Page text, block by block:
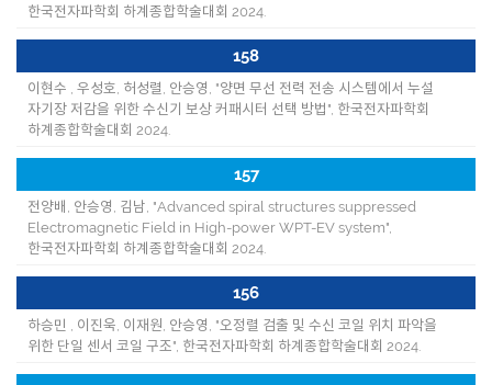
한국전자파학회 하계종합학술대회 2024.
158
이현수 , 우성호, 허성렬, 안승영, "양면 무선 전력 전송 시스템에서 누설
자기장 저감을 위한 수신기 보상 커패시터 선택 방법", 한국전자파학회
하계종합학술대회 2024.
157
전양배, 안승영, 김남, "Advanced spiral structures suppressed
Electromagnetic Field in High-power WPT-EV system",
한국전자파학회 하계종합학술대회 2024.
156
하승민 , 이진욱, 이재원, 안승영, "오정렬 검출 및 수신 코일 위치 파악을
위한 단일 센서 코일 구조", 한국전자파학회 하계종합학술대회 2024.